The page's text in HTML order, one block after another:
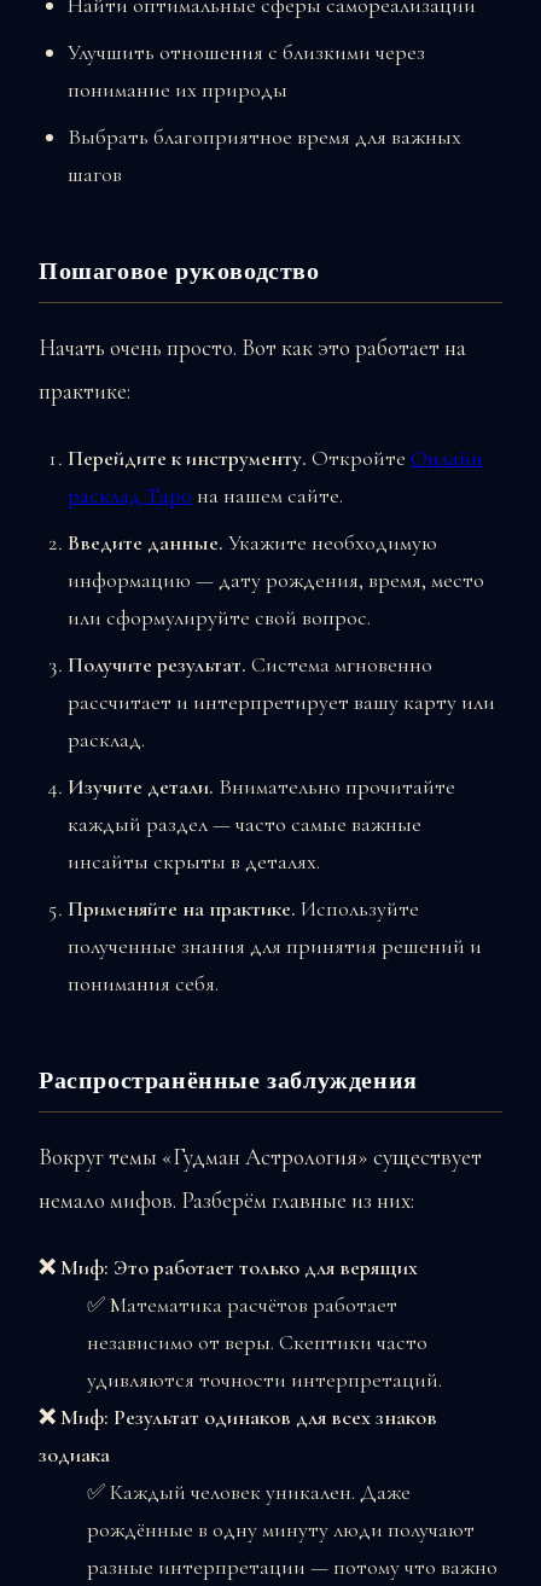
Улучшить отношения с близкими через
понимание их природы
Выбрать благоприятное время для важных
шагов
Пошаговое руководство
Начать очень просто. Вот как это работает на
практике:
Перейдите к инструменту. Откройте Онлайн
расклад Таро на нашем сайте.
Введите данные. Укажите необходимую
информацию — дату рождения, время, место
или сформулируйте свой вопрос.
Получите результат. Система мгновенно
рассчитает и интерпретирует вашу карту или
расклад.
Изучите детали. Внимательно прочитайте
каждый раздел — часто самые важные
инсайты скрыты в деталях.
Применяйте на практике. Используйте
полученные знания для принятия решений и
понимания себя.
Распространённые заблуждения
Вокруг темы «Гудман Астрология» существует
немало мифов. Разберём главные из них:
❌ Миф: Это работает только для верящих
✅ Математика расчётов работает
независимо от веры. Скептики часто
удивляются точности интерпретаций.
❌ Миф: Результат одинаков для всех знаков
зодиака
✅ Каждый человек уникален. Даже
рождённые в одну минуту люди получают
разные интерпретации — потому что важно